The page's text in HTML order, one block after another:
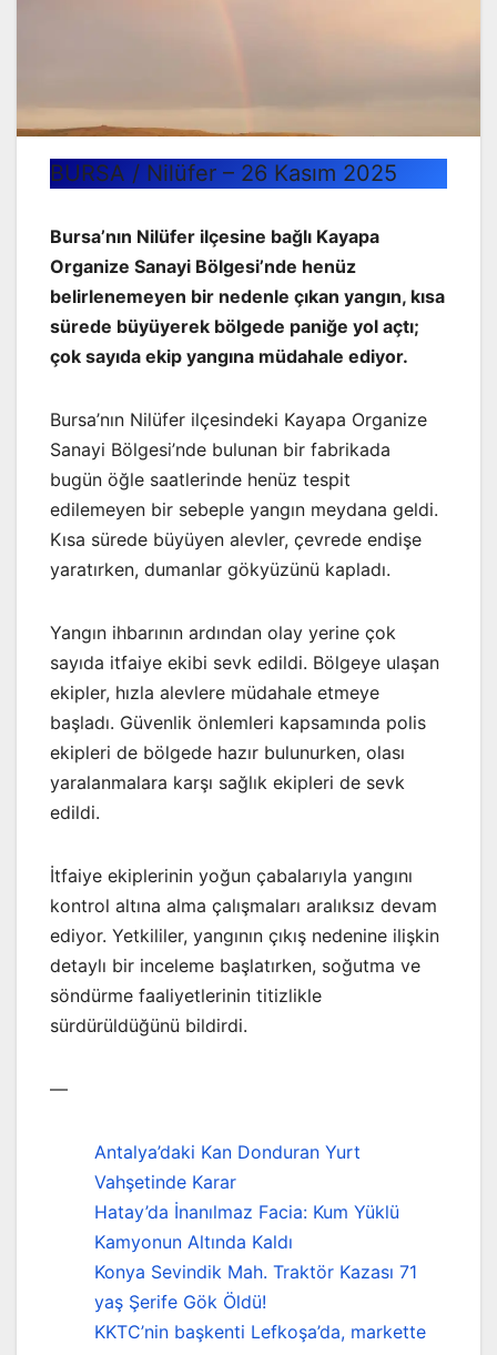
BURSA / Nilüfer – 26 Kasım 2025
Bursa’nın Nilüfer ilçesine bağlı Kayapa
Organize Sanayi Bölgesi’nde henüz
belirlenemeyen bir nedenle çıkan yangın, kısa
sürede büyüyerek bölgede paniğe yol açtı;
çok sayıda ekip yangına müdahale ediyor.
Bursa’nın Nilüfer ilçesindeki Kayapa Organize
Sanayi Bölgesi’nde bulunan bir fabrikada
bugün öğle saatlerinde henüz tespit
edilemeyen bir sebeple yangın meydana geldi.
Kısa sürede büyüyen alevler, çevrede endişe
yaratırken, dumanlar gökyüzünü kapladı.
Yangın ihbarının ardından olay yerine çok
sayıda itfaiye ekibi sevk edildi. Bölgeye ulaşan
ekipler, hızla alevlere müdahale etmeye
başladı. Güvenlik önlemleri kapsamında polis
ekipleri de bölgede hazır bulunurken, olası
yaralanmalara karşı sağlık ekipleri de sevk
edildi.
İtfaiye ekiplerinin yoğun çabalarıyla yangını
kontrol altına alma çalışmaları aralıksız devam
ediyor. Yetkililer, yangının çıkış nedenine ilişkin
detaylı bir inceleme başlatırken, soğutma ve
söndürme faaliyetlerinin titizlikle
sürdürüldüğünü bildirdi.
—
Antalya’daki Kan Donduran Yurt
Vahşetinde Karar
Hatay’da İnanılmaz Facia: Kum Yüklü
Kamyonun Altında Kaldı
Konya Sevindik Mah. Traktör Kazası 71
yaş Şerife Gök Öldü!
KKTC’nin başkenti Lefkoşa’da, markette